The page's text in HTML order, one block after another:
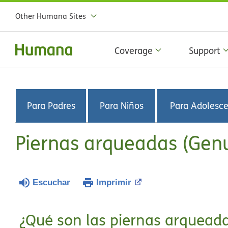
Other Humana Sites
Coverage Support
Para Padres Para Niños Para
Piernas arqueadas
Escuchar Imprimir
¿Qué son las piernas